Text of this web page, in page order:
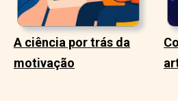
A ciência por trás da
motivação